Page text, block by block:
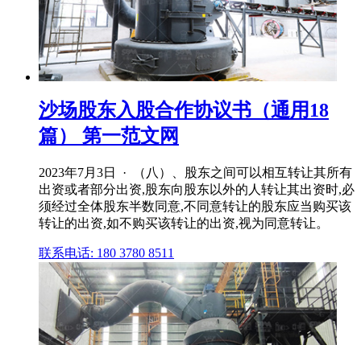
沙场股东入股合作协议书（通用18
篇） 第一范文网
2023年7月3日 · （八）、股东之间可以相互转让其所有
出资或者部分出资,股东向股东以外的人转让其出资时,必
须经过全体股东半数同意,不同意转让的股东应当购买该
转让的出资,如不购买该转让的出资,视为同意转让。
联系电话: 180 3780 8511